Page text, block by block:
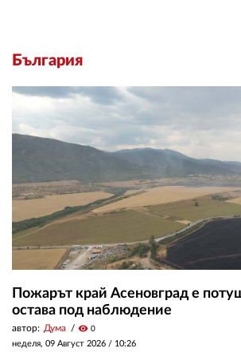
България
Пожарът край Асеновград е
остава под наблюдение
автор: Дума visibility 0
неделя, 09 Август 2026 / 10:26